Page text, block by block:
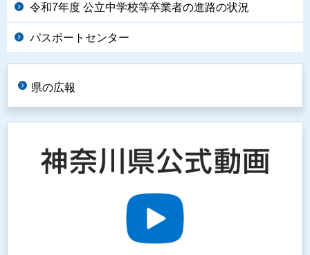
令和7年度 公立中学校等卒業者の進路の状況
パスポートセンター
県の広報